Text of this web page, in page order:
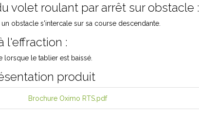
volet roulant par arrêt sur obstacle :
obstacle s'intercale sur sa course descendante.
l'effraction :
lorsque le tablier est baissé.
produit
Brochure Oximo RTS.pdf